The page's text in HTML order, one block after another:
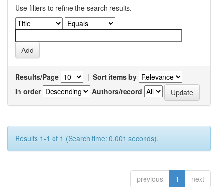
Use filters to refine the search results.
Results/Page | Sort items by
In order
Authors/record
Results 1-1 of 1 (Search time: 0.001 seconds).
previous 1 next